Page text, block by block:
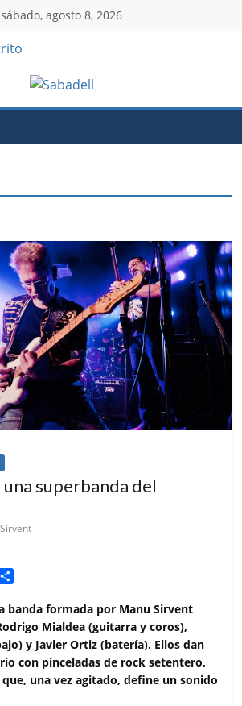
sábado, agosto 8, 2026
superbanda del
m
p
a
r
i
banda formada por Manu Sirvent
Mialdea (guitarra y coros),
y Javier Ortiz (batería). Ellos dan
con pinceladas de rock setentero,
una vez agitado, define un sonido